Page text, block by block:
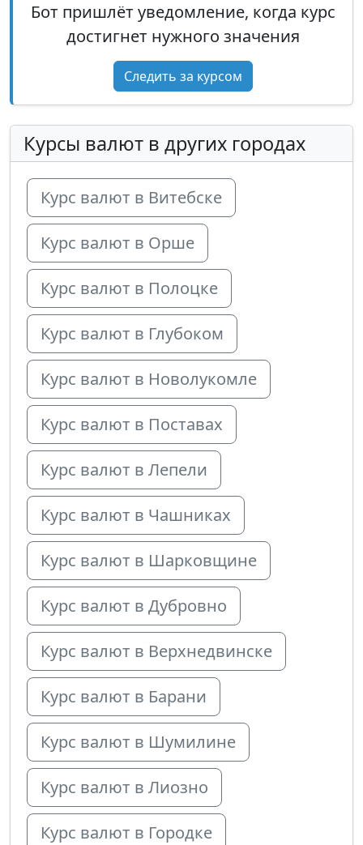
Бот пришлёт уведомление, когда курс
достигнет нужного значения
Следить за курсом
Курсы валют в других городах
Курс валют в Витебске
Курс валют в Орше
Курс валют в Полоцке
Курс валют в Глубоком
Курс валют в Новолукомле
Курс валют в Поставах
Курс валют в Лепели
Курс валют в Чашниках
Курс валют в Шарковщине
Курс валют в Дубровно
Курс валют в Верхнедвинске
Курс валют в Барани
Курс валют в Шумилине
Курс валют в Лиозно
Курс валют в Городке